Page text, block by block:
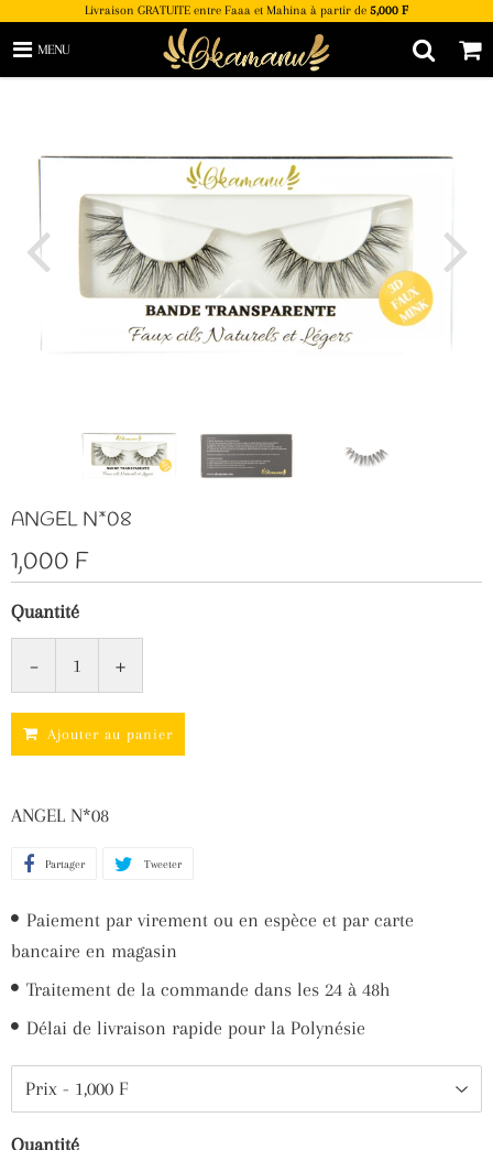
Livraison GRATUITE entre Faaa et Mahina à partir de 5,000 F
MENU
ANGEL N*08
1,000 F
Quantité
+
-
Ajouter au panier
ANGEL N*08
Partager Partager
Facebook
Tweeter
Twitter
Paiement par virement ou en espèce et par carte
bancaire en magasin
Traitement de la commande dans les 24 à 48h
Délai de livraison rapide pour la Polynésie
Quantité